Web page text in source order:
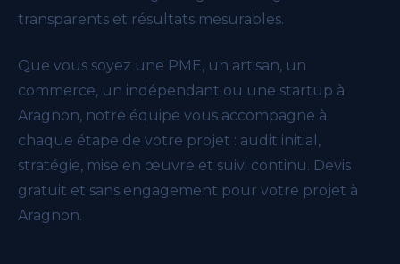
transparents et résultats mesurables.
Que vous soyez une PME, un artisan, un
commerce, un indépendant ou une startup à
Aragnon, notre équipe vous accompagne à
chaque étape de votre projet : audit initial,
stratégie, mise en œuvre et suivi continu. Devis
gratuit et sans engagement pour votre projet à
Aragnon.